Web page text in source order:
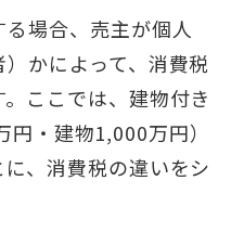
場合、売主が個人
かによって、消費税
ここでは、建物付き
・建物1,000万円）
、消費税の違いをシ